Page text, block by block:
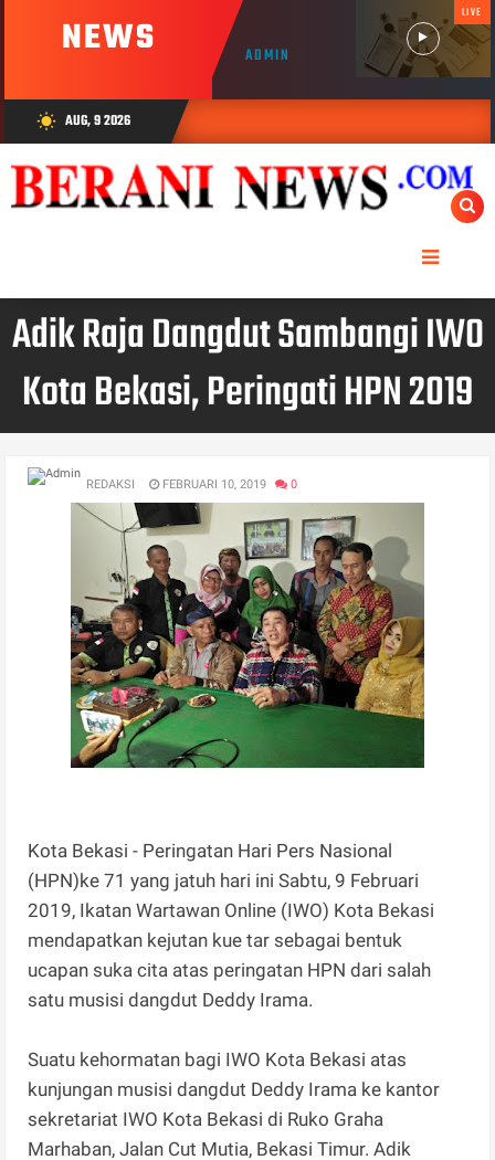
NEWS ADMIN
LIVE
wb_sunny AUG, 9 2026
Adik Raja Dangdut Sambangi IWO
Kota Bekasi, Peringati HPN 2019
REDAKSI FEBRUARI 10, 2019 0
Kota Bekasi - Peringatan Hari Pers Nasional
(HPN)ke 71 yang jatuh hari ini Sabtu, 9 Februari
2019, Ikatan Wartawan Online (IWO) Kota Bekasi
mendapatkan kejutan kue tar sebagai bentuk
ucapan suka cita atas peringatan HPN dari salah
satu musisi dangdut Deddy Irama.
Suatu kehormatan bagi IWO Kota Bekasi atas
kunjungan musisi dangdut Deddy Irama ke kantor
sekretariat IWO Kota Bekasi di Ruko Graha
Marhaban, Jalan Cut Mutia, Bekasi Timur. Adik